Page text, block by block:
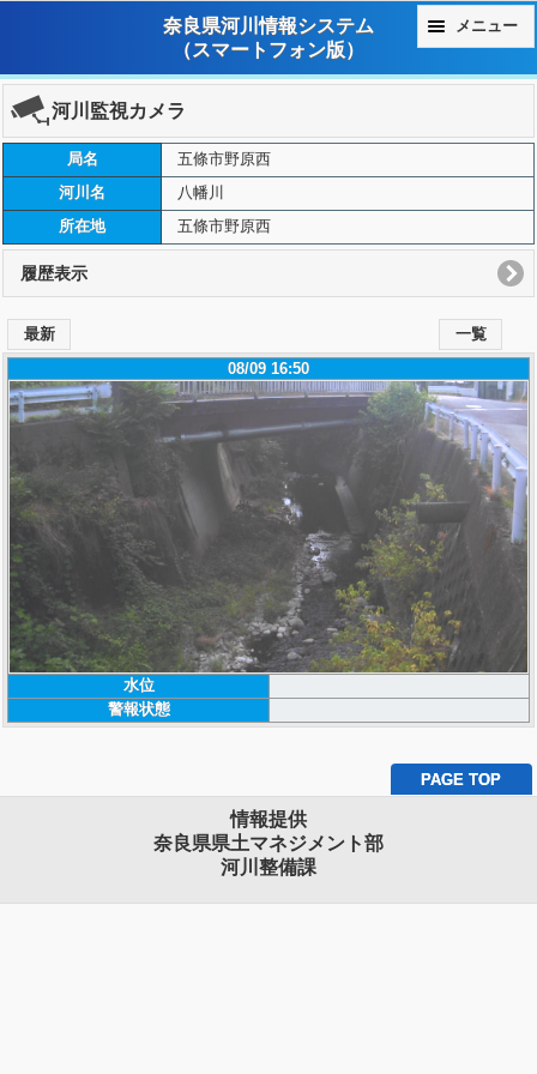
奈良県河川情報システム
（スマートフォン版）
メニュー
河川監視カメラ
局名
五條市野原西
河川名
八幡川
所在地
五條市野原西
履歴表示
最新 一覧
08/09 16:50
水位
警報状態
PAGE TOP
情報提供
奈良県県土マネジメント部
河川整備課